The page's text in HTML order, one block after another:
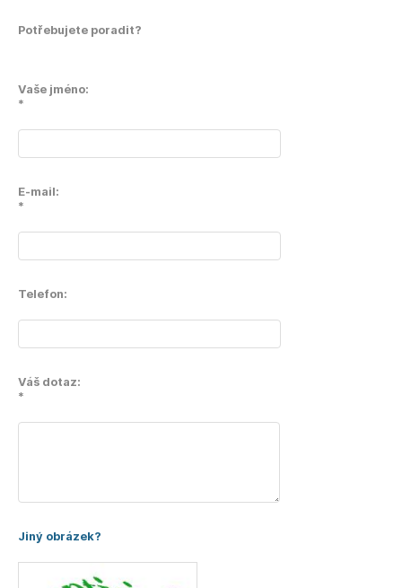
Potřebujete poradit?
Vaše jméno:
*
E-mail:
*
Telefon:
Váš dotaz:
*
Jiný obrázek?